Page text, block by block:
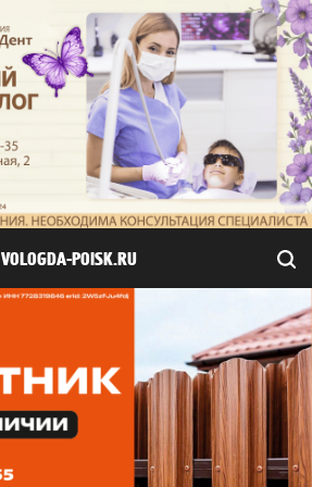
VOLOGDA-POISK.RU